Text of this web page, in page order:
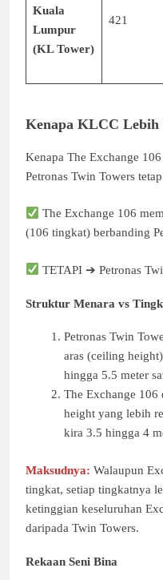
Kuala
Lumpur
(KL Tower)
421
Kenapa KLCC
Kenapa The Exchange
Petronas Twin Towers
The Exchange 106
(106 tingkat) berbanding
TETAPI ➔ Petronas
Struktur Menara vs
Petronas Twin
aras (ceiling
hingga 5.5 meter
The Exchange
height yang lebih
kira 3.5 hingga 4
Maksudnya: Walaupun
tingkat, setiap tingkatnya
ketinggian keseluruhan
daripada Twin Towers.
Rekaan Seni Bina